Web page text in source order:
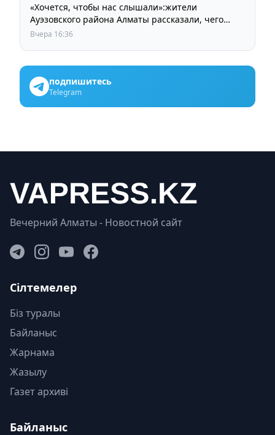
«Хочется, чтобы нас слышали»:жители
Ауэзовского района Алматы рассказали, чего
ждут от выборов депутатов Курултая
Вчера 16:36
подпишитесь
Telegram
Вечерний Алматы - Новостной сайт
Сілтемелер
Біз туралы
Байланыс
Жарнама
Жазылу
Газет архиві
Байланыс